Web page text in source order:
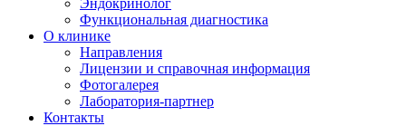
Эндокринолог
Функциональная диагностика
О клинике
Направления
Лицензии и справочная информация
Фотогалерея
Лаборатория-партнер
Контакты